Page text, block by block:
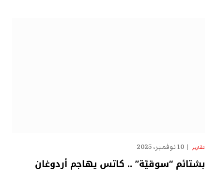
تقارير 10 نوفمبر، 2025
بشتائم “سوقيّة” .. كاتس يهاجم أردوغان